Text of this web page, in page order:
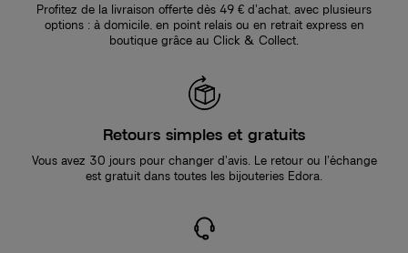
Profitez de la livraison offerte dès 49 € d’achat, avec plusieurs
options : à domicile, en point relais ou en retrait express en
boutique grâce au Click & Collect.
Retours simples et gratuits
Vous avez 30 jours pour changer d’avis. Le retour ou l’échange
est gratuit dans toutes les bijouteries Edora.